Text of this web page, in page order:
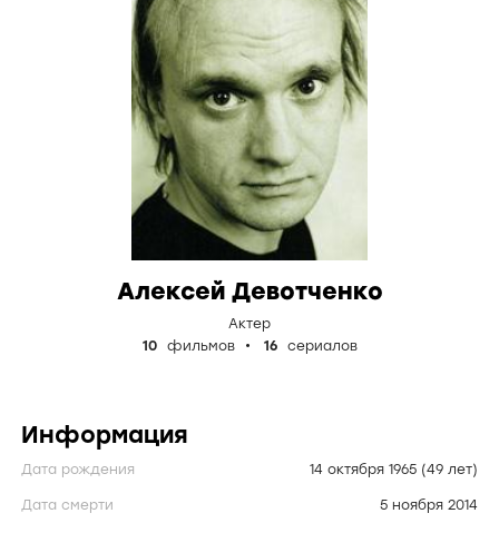
Алексей Девотченко
Актер
10
фильмов 16 сериалов
Информация
Дата рождения 14 октября 1965 (49 лет)
Дата смерти 5 ноября 2014